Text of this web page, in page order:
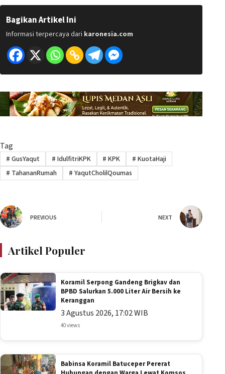
Bagikan Artikel Ini
Informasi terpercaya dari karonesia.com
Tag
# GusYaqut # IdulfitriKPK # KPK # KuotaHaji
# TahananRumah # YaqutCholilQoumas
PREVIOUS NEXT
Artikel Populer
Koramil Serpong Gandeng Brigkav dan
BPBD Salurkan 5.000 Liter Air Bersih ke
Keranggan
3 Agustus 2026, 17:02 WIB
40 views
Babinsa Koramil Batuceper Pererat